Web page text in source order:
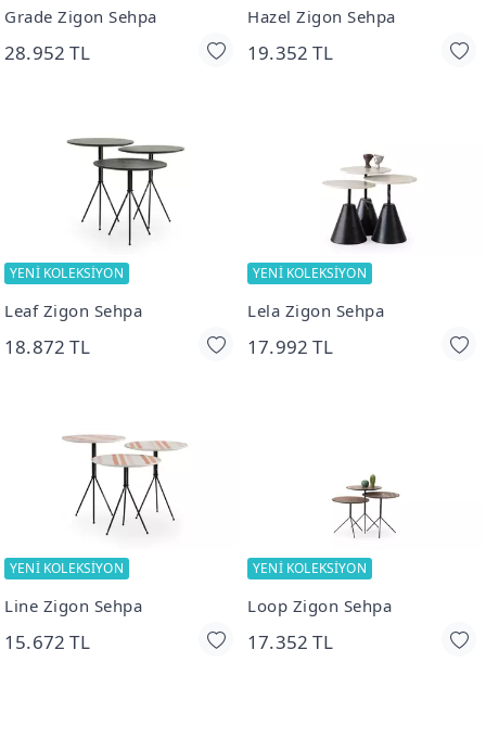
Grade Zigon Sehpa
28.952 TL
Hazel Zigon Sehpa
19.352 TL
YENİ KOLEKSİYON
Leaf Zigon Sehpa
18.872 TL
YENİ KOLEKSİYON
Lela Zigon Sehpa
17.992 TL
YENİ KOLEKSİYON
Line Zigon Sehpa
15.672 TL
YENİ KOLEKSİYON
Loop Zigon Sehpa
17.352 TL